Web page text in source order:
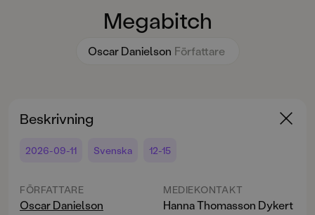
Megabitch
Oscar Danielson Författare
Beskrivning
2026-09-11 Svenska 12-15
FÖRFATTARE
Oscar Danielson
MEDIEKONTAKT
Hanna Thomasson Dykert